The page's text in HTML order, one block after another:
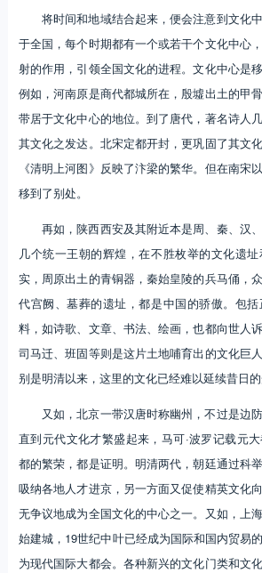
将时间和地域结合起来，便会注意到文化
于全国，每个时期都有一个或若干个文化中心
射的作用，引领全国文化的进程。文化中心是
例如，河南原是商代都城所在，殷墟出土的甲
带居于文化中心的地位。到了唐代，著名诗人
其文化之发达。北宋定都开封，更巩固了其文
《清明上河图》反映了汴梁的繁华。但在南宋
移到了别处。
再如，陕西西安及其附近本是周、秦、汉
几个统一王朝的辉煌，在不胜枚举的文化遗
实，周原出土的青铜器，秦始皇陵的兵马俑，
代宫阙、墓葬的遗址，都是中国的骄傲。包
料，如诗歌、文章、书法、绘画，也都向世人
司马迁、班固等则是这片土地哺育出的文化巨
别是明清以来，这里的文化已经难以延续昔日的
又如，北京一带汉唐时称幽州，不过是边
直到元代文化才繁盛起来，马可·波罗记载元
都的繁荣，都是证明。明清两代，朝廷通过科
吸纳各地人才进京，另一方面又促使精英文化
无争议地成为全国文化的中心之一。又如，上
始建城，19世纪中叶已经成为国际和国内贸易
为现代国际大都会。各种新兴的文化门类和文